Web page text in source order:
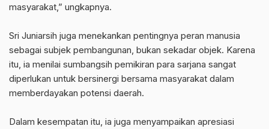
masyarakat,” ungkapnya.
‎Sri Juniarsih juga menekankan pentingnya peran manusia
sebagai subjek pembangunan, bukan sekadar objek. Karena
itu, ia menilai sumbangsih pemikiran para sarjana sangat
diperlukan untuk bersinergi bersama masyarakat dalam
memberdayakan potensi daerah.
‎Dalam kesempatan itu, ia juga menyampaikan apresiasi